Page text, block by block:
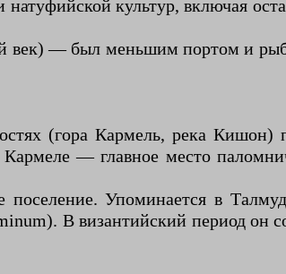
культур, включая
век) — был меньшим портом и
(гора Кармель, река Кишон)
— главное место
Упоминается в
В византийский период он